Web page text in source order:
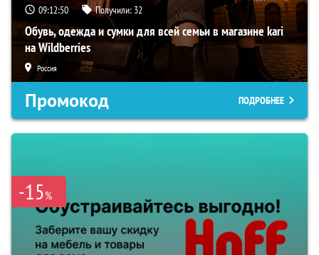
09:12:49 Получили: 32
Обувь, одежда и сумки для всей семьи в магазине kari
на Wildberries
Россия
Промокод ПОДРОБНЕЕ
-15%